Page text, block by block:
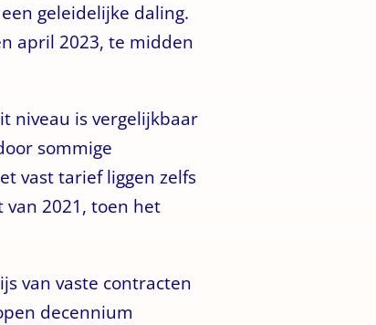
geleidelijke daling.
april 2023, te midden
niveau is vergelijkbaar
sommige
vast tarief liggen zelfs
2021, toen het
van vaste contracten
decennium